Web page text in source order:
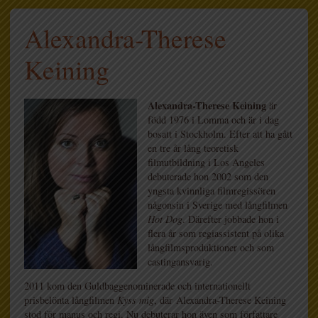
Alexandra-Therese
Keining
Alexandra-Therese Keiningär
född 1976 i Lomma och är i dag
bosatt i Stockholm. Efter att ha gått
en tre år lång teoretisk
filmutbildning i Los Angeles
debuterade hon 2002 som den
yngsta kvinnliga filmregissören
någonsin i Sverige med långfilmen
Hot Dog. Därefter jobbade hon i
flera år som regiassistent på olika
långfilmsproduktioner och som
castingansvarig.
2011 kom den Guldbaggenominerade och internationellt
prisbelönta långfilmen Kyss mig, där Alexandra-Therese Keining
stod för manus och regi. Nu debuterar hon även som författare